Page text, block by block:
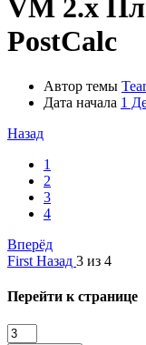
VM 2.x
PostCalc
Автор темы
Дата начала 1
Назад
1
2
3
4
Вперёд
First Назад 3 из 4
Перейти к странице